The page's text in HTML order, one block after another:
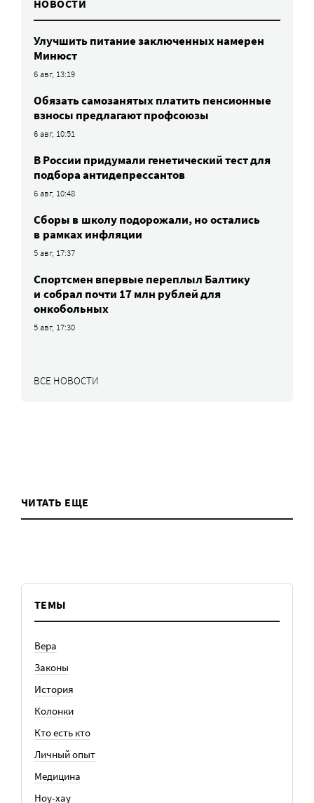
НОВОСТИ
Улучшить питание заключенных намерен
Минюст
6 авг, 13:19
Обязать самозанятых платить пенсионные
взносы предлагают профсоюзы
6 авг, 10:51
В России придумали генетический тест для
подбора антидепрессантов
6 авг, 10:48
Сборы в школу подорожали, но остались
в рамках инфляции
5 авг, 17:37
Спортсмен впервые переплыл Балтику
и собрал почти 17 млн рублей для
онкобольных
5 авг, 17:30
ВСЕ НОВОСТИ
ЧИТАТЬ ЕЩЕ
ТЕМЫ
Вера
Законы
История
Колонки
Кто есть кто
Личный опыт
Медицина
Ноу-хау